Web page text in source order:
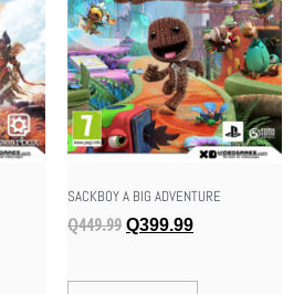
SACKBOY A BIG ADVENTURE
Q449.99 Q399.99